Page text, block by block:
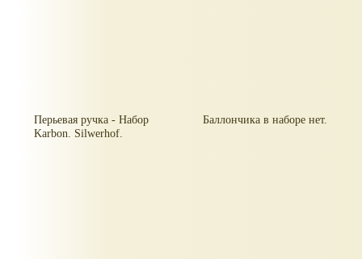
Перьевая ручка - Набор
Karbon. Silwerhof.
Баллончика в наборе нет.